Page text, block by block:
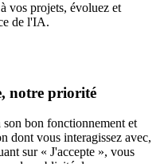
vos projets, évoluez et
de l'IA.
notre priorité
son bon fonctionnement et
dont vous interagissez avec,
sur « J'accepte », vous